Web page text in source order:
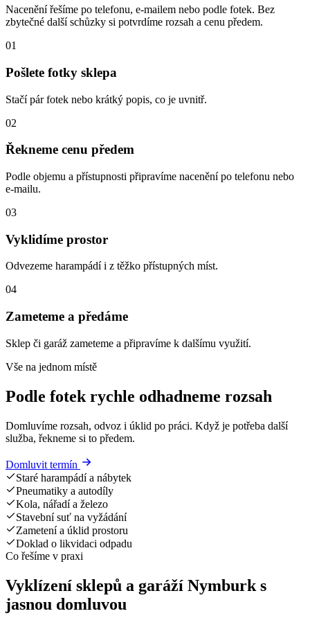
Nacenění řešíme po telefonu, e-mailem nebo podle fotek. Bez
zbytečné další schůzky si potvrdíme rozsah a cenu předem.
01
Pošlete fotky sklepa
Stačí pár fotek nebo krátký popis, co je uvnitř.
02
Řekneme cenu předem
Podle objemu a přístupnosti připravíme nacenění po telefonu nebo
e-mailu.
03
Vyklidíme prostor
Odvezeme harampádí i z těžko přístupných míst.
04
Zameteme a předáme
Sklep či garáž zameteme a připravíme k dalšímu využití.
Vše na jednom místě
Podle fotek rychle odhadneme rozsah
Domluvíme rozsah, odvoz i úklid po práci. Když je potřeba další
služba, řekneme si to předem.
Domluvit termín
Staré harampádí a nábytek
Pneumatiky a autodíly
Kola, nářadí a železo
Stavební suť na vyžádání
Zametení a úklid prostoru
Doklad o likvidaci odpadu
Co řešíme v praxi
Vyklízení sklepů a garáží Nymburk s
jasnou domluvou